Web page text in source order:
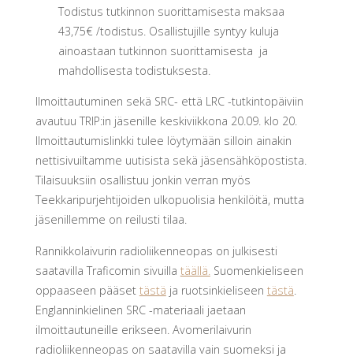
Todistus tutkinnon suorittamisesta maksaa
43,75€ /todistus. Osallistujille syntyy kuluja
ainoastaan tutkinnon suorittamisesta ja
mahdollisesta todistuksesta.
Ilmoittautuminen sekä SRC- että LRC -tutkintopäiviin
avautuu TRIP:in jäsenille keskiviikkona 20.09. klo 20.
Ilmoittautumislinkki tulee löytymään silloin ainakin
nettisivuiltamme uutisista sekä jäsensähköpostista.
Tilaisuuksiin osallistuu jonkin verran myös
Teekkaripurjehtijoiden ulkopuolisia henkilöitä, mutta
jäsenillemme on reilusti tilaa.
Rannikkolaivurin radioliikenneopas on julkisesti
saatavilla Traficomin sivuilla täällä. Suomenkieliseen
oppaaseen pääset tästä ja ruotsinkieliseen tästä
Englanninkielinen SRC -materiaali jaetaan
ilmoittautuneille erikseen. Avomerilaivurin
radioliikenneopas on saatavilla vain suomeksi ja